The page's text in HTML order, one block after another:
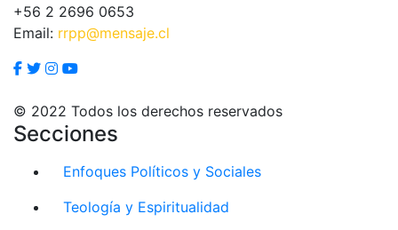
+56 2 2696 0653
Email: rrpp@mensaje.cl
© 2022 Todos los derechos reservados
Secciones
Enfoques Políticos y Sociales
Teología y Espiritualidad